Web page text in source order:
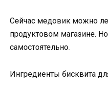
Сейчас медовик можно
продуктовом магазине.
самостоятельно.
Ингредиенты бисквита